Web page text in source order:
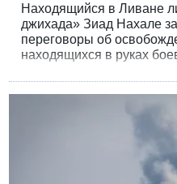
Находящийся в Ливане
джихада» Зиад Нахале
переговоры об
находящихся в руках